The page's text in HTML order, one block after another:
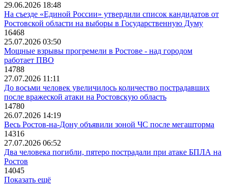
29.06.2026 18:48
На съезде «Единой России» утвердили список кандидатов от
Ростовской области на выборы в Государственную Думу
16468
25.07.2026 03:50
Мощные взрывы прогремели в Ростове - над городом
работает ПВО
14788
27.07.2026 11:11
До восьми человек увеличилось количество пострадавших
после вражеской атаки на Ростовскую область
14780
26.07.2026 14:19
Весь Ростов-на-Дону объявили зоной ЧС после мегашторма
14316
27.07.2026 06:52
Два человека погибли, пятеро пострадали при атаке БПЛА на
Ростов
14045
Показать ещё